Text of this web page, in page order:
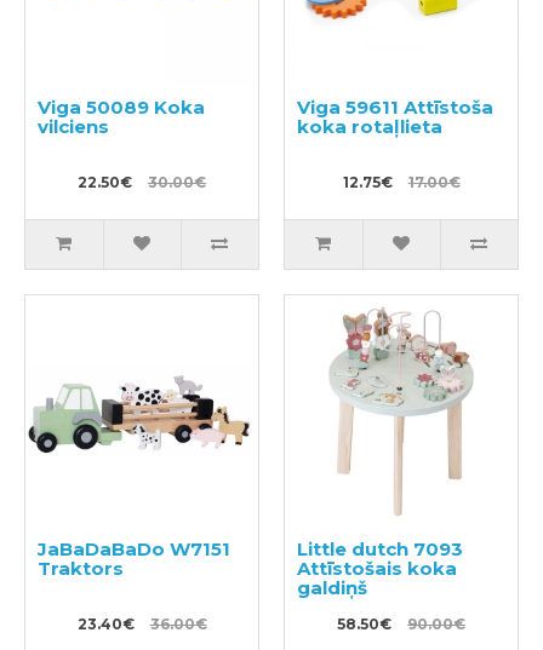
Viga 50089 Koka
vilciens
22.50€ 30.00€
Viga 59611 Attīstoša
koka rotaļlieta
12.75€ 17.00€
JaBaDaBaDo W7151
Traktors
23.40€ 36.00€
Little dutch 7093
Attīstošais koka
galdiņš
58.50€ 90.00€